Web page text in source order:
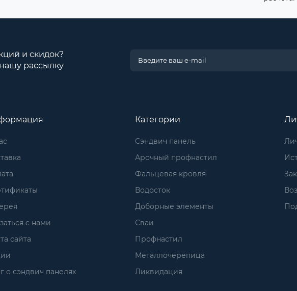
и скидок?
рассылку
с нами
сайта
о сэндвич панелях
Категории
Сэндвич панель
Арочный профнастил
Фальцевая кровля
Водосток
Доборные элементы
Сваи
Профнастил
Металлочерепица
Ликвидация